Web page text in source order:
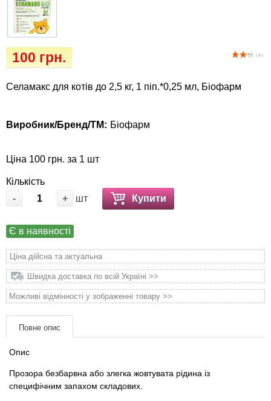
( 4 )
100 грн.
Селамакс для котів до 2,5 кг, 1 піп.*0,25 мл, Біофарм
Виробник/Бренд/ТМ: Біофарм
Ціна 100 грн. за 1 шт
Кількість
-
+ шт Купити
Є в наявності
Ціна дійсна та актуальна
Швидка доставка по всій Україні >>
Можливі відмінності у зображенні товару >>
Повне опис
Опис
Прозора безбарвна або злегка жовтувата рідина із
специфічним запахом складових.
Ласощі та корма
Vet Diet Canine Wet - ветеринарные диеты
для собак
Лежаки, будиночки, охолоджуючи
Післяопераційні засоби та витратні
Товари для голубів
Товари для гризунів
Товари для коней
Товари для людей